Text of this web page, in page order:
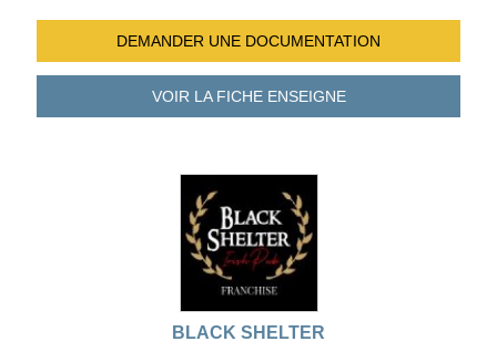
DEMANDER UNE DOCUMENTATION
VOIR LA FICHEENSEIGNE
BLACK SHELTER